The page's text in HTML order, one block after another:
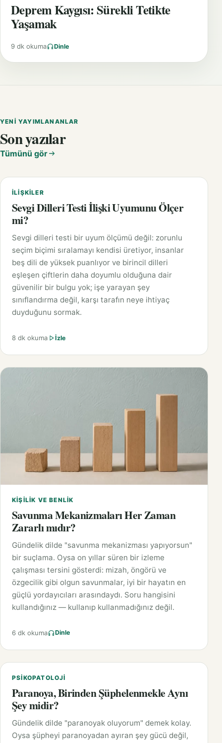
Deprem Kaygısı: Sürekli Tetikte
Yaşamak
9 dk okuma Dinle
YENI YAYIMLANANLAR
Son yazılar
Tümünü gör
İLIŞKILER
Sevgi Dilleri Testi İlişki Uyumunu Ölçer
mi?
Sevgi dilleri testi bir uyum ölçümü değil: zorunlu
seçim biçimi sıralamayı kendisi üretiyor, insanlar
beş dili de yüksek puanlıyor ve birincil dilleri
eşleşen çiftlerin daha doyumlu olduğuna dair
güvenilir bir bulgu yok; işe yarayan şey
sınıflandırma değil, karşı tarafın neye ihtiyaç
duyduğunu sormak.
8 dk okuma İzle
KIŞILIK VE BENLIK
Savunma Mekanizmaları Her Zaman
Zararlı mıdır?
Gündelik dilde "savunma mekanizması yapıyorsun"
bir suçlama. Oysa on yıllar süren bir izleme
çalışması tersini gösterdi: mizah, öngörü ve
özgecilik gibi olgun savunmalar, iyi bir hayatın en
güçlü yordayıcıları arasındaydı. Soru hangisini
kullandığınız — kullanıp kullanmadığınız değil.
6 dk okuma Dinle
PSIKOPATOLOJI
Paranoya, Birinden Şüphelenmekle Aynı
Şey midir?
Gündelik dilde "paranoyak oluyorum" demek kolay.
Oysa şüpheyi paranoyadan ayıran şey gücü değil,